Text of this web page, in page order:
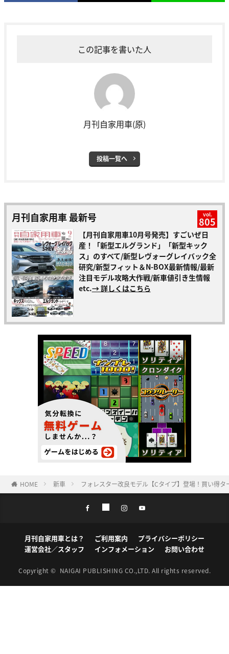
この記事を書いた人
月刊自家用車(原)
投稿一覧へ
月刊自家用車 最新号 vol.
805
【月刊自家用車10月号発売】すごいぜ日
産！「新型エルグランド」「新型キック
ス」のすべて/新型レヴォーグレイバック全
研究/新型フィット＆N-BOX最新情報/最新
注目モデル攻略大作戦/新車値引き生情報
etc.→ 詳しくはこちら
HOME 新車 フォレスター改良モデル【Cタイプ】登場！買い得
月刊自家用車とは？ ご利用案内
プライバシーポリシー
運営会社／スタッフ
インフォメーション お問い合わせ
Copyright © NAIGAI PUBLISHING CO.,LTD. All rights reserved.